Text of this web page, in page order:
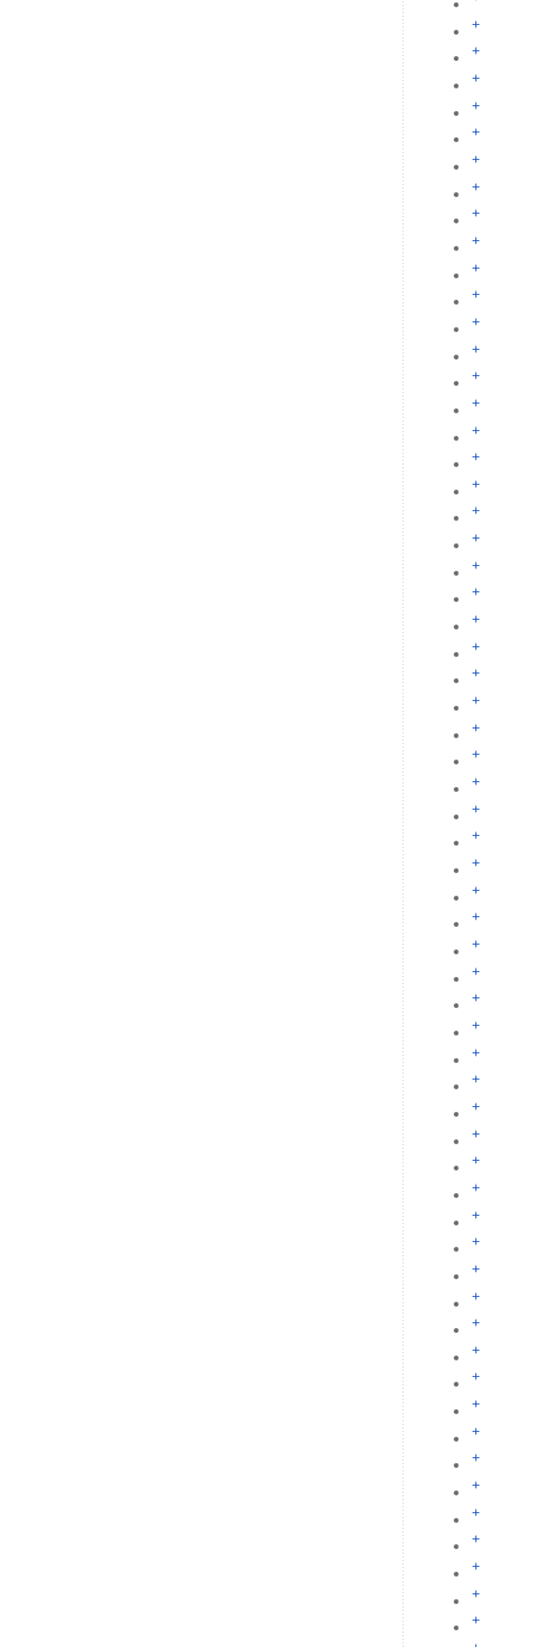
+
+
+
+
+
+
+
+
+
+
+
+
+
+
+
+
+
+
+
+
+
+
+
+
+
+
+
+
+
+
+
+
+
+
+
+
+
+
+
+
+
+
+
+
+
+
+
+
+
+
+
+
+
+
+
+
+
+
+
+